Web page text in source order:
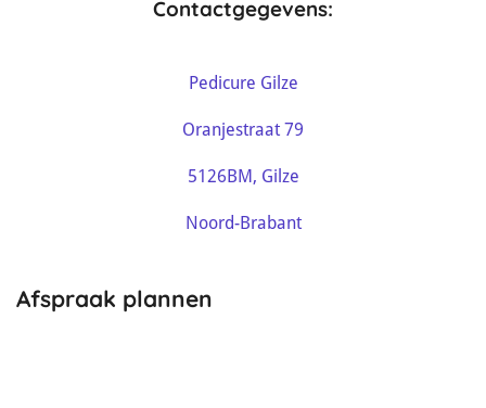
Contactgegevens:
Pedicure Gilze
Oranjestraat 79
5126BM, Gilze
Noord-Brabant
Afspraak plannen